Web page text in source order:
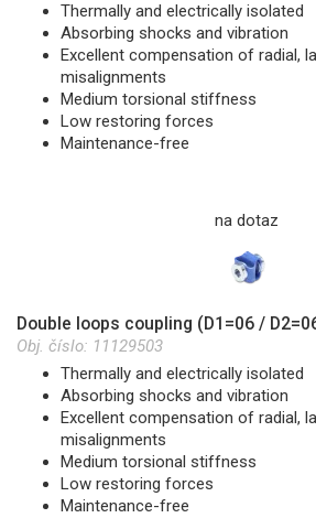
Thermally and electrically isolated
Absorbing shocks and vibration
Excellent compensation of radial,
misalignments
Medium torsional stiffness
Low restoring forces
Maintenance-free
na dotaz
Double loops coupling (D1=06 /
Obj. číslo: 11129503
Thermally and electrically isolated
Absorbing shocks and vibration
Excellent compensation of radial,
misalignments
Medium torsional stiffness
Low restoring forces
Maintenance-free